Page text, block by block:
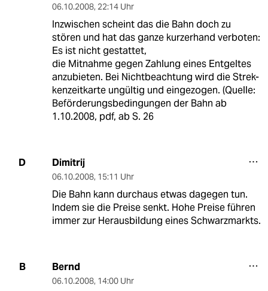
06.10.2008, 22:14 Uhr
Inzwischen scheint das die Bahn doch zu
stören und hat das ganze kurzerhand verboten:
Es ist nicht gestattet,
die Mitnahme gegen Zahlung eines Entgeltes
anzubieten. Bei Nichtbeachtung wird die Strek-
kenzeitkarte ungültig und eingezogen. (Quelle:
Beförderungsbedingungen der Bahn ab
1.10.2008, pdf, ab S. 26
D Dimitrij
06.10.2008, 15:11 Uhr
Die Bahn kann durchaus etwas dagegen tun.
Indem sie die Preise senkt. Hohe Preise führen
immer zur Herausbildung eines Schwarzmarkts.
B Bernd
06.10.2008, 14:00 Uhr